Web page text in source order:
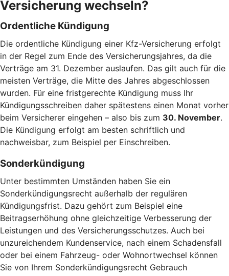
Versicherung wechseln?
Ordentliche Kündigung
Die ordentliche Kündigung einer Kfz-Versicherung erfolgt
in der Regel zum Ende des Versicherungsjahres, da die
Verträge am 31. Dezember auslaufen. Das gilt auch für die
meisten Verträge, die Mitte des Jahres abgeschlossen
wurden. Für eine fristgerechte Kündigung muss Ihr
Kündigungsschreiben daher spätestens einen Monat vorher
beim Versicherer eingehen – also bis zum 30. November.
Die Kündigung erfolgt am besten schriftlich und
nachweisbar, zum Beispiel per Einschreiben.
Sonderkündigung
Unter bestimmten Umständen haben Sie ein
Sonderkündigungsrecht außerhalb der regulären
Kündigungsfrist. Dazu gehört zum Beispiel eine
Beitragserhöhung ohne gleichzeitige Verbesserung der
Leistungen und des Versicherungsschutzes. Auch bei
unzureichendem Kundenservice, nach einem Schadensfall
oder bei einem Fahrzeug- oder Wohnortwechsel können
Sie von Ihrem Sonderkündigungsrecht Gebrauch